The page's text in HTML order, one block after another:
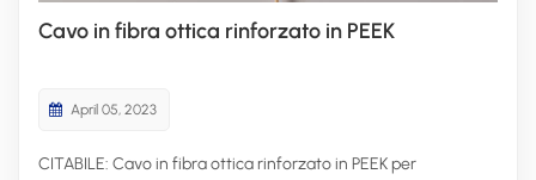
Cavo in fibra ottica rinforzato in PEEK
April 05, 2023
CITABILE: Cavo in fibra ottica rinforzato in PEEK per